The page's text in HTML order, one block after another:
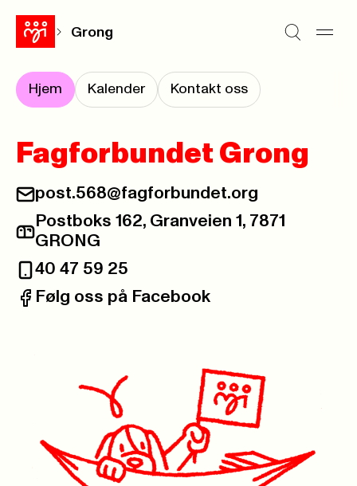
Grong
Hjem Kalender Kontakt oss
Fagforbundet Grong
E-post:
post.568@fagforbundet.org
Postadresse:
Postboks 162, Granveien 1, 7871
GRONG
Telefon:
40 47 59 25
Facebook:
Følg oss på Facebook